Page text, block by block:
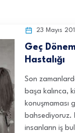
23 Mayıs
Geç
Hastalığı
Son
başa kalınca,
konuşmaması
bahsediyoruz.
insanların iş